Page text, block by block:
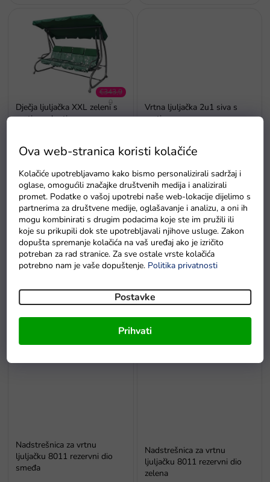
Ova web-stranica koristi kolačiće
Kolačiće upotrebljavamo kako bismo personalizirali sadržaj i
oglase, omogućili značajke društvenih medija i analizirali
promet. Podatke o vašoj upotrebi naše web-lokacije dijelimo s
partnerima za društvene medije, oglašavanje i analizu, a oni ih
mogu kombinirati s drugim podacima koje ste im pružili ili
koje su prikupili dok ste upotrebljavali njihove usluge. Zakon
dopušta spremanje kolačića na vaš uređaj ako je izričito
potreban za rad stranice. Za sve ostale vrste kolačića
potrebno nam je vaše dopuštenje. Politika privatnosti
Postavke
Prihvati
€343,9
0
–31 %
Dječja ljuljačka XXL zeleni s
motivom leptira
6 dana.
Vrtna ljuljačka 2u1 siva s
motivom
6 dana.
ljuljačku 8011/8078 Rezervni
Nadstrešnica za vrtnu
siva
Nadstrešnica za vrtnu
ljuljačku 8011 rezervni dio
smeđa
Nadstrešnica za vrtnu
ljuljačku 8011 rezervni dio
zelena